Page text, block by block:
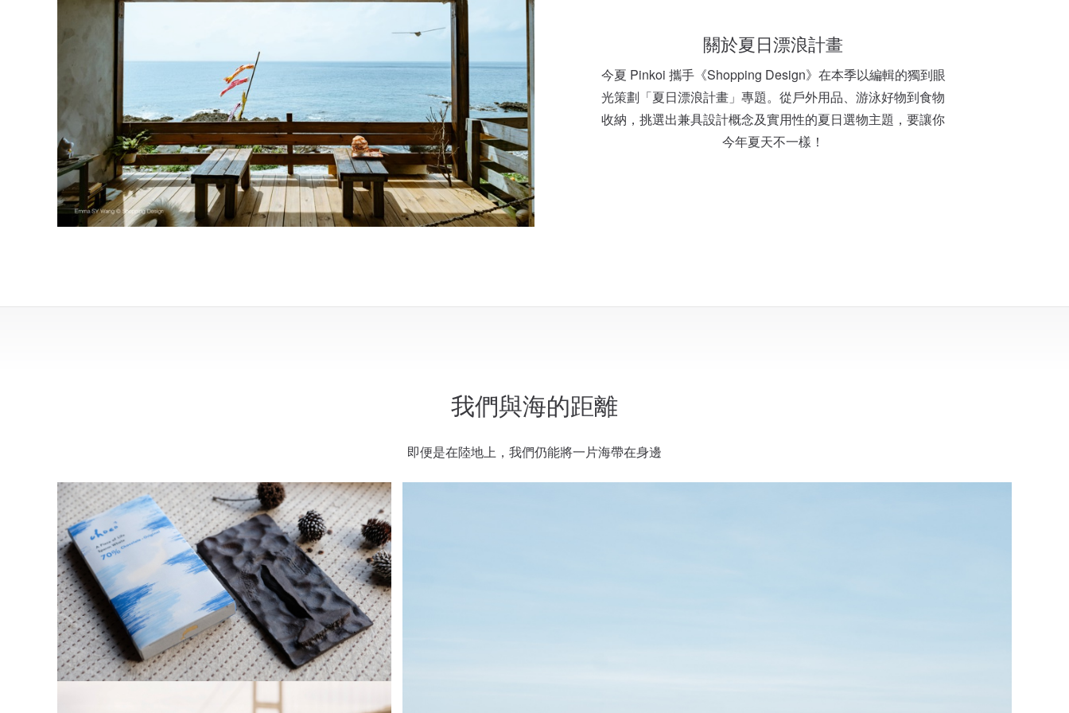
關於夏日漂浪計畫
今夏 Pinkoi 攜手《Shopping Design》在本季以編輯的獨到眼
光策劃「夏日漂浪計畫」專題。從戶外用品、游泳好物到食物
收納，挑選出兼具設計概念及實用性的夏日選物主題，要讓你
今年夏天不一樣！
我們與海的距離
即便是在陸地上，我們仍能將一片海帶在身邊